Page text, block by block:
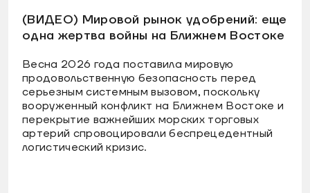
(ВИДЕО) Мировой рынок удобрений: еще
одна жертва войны на Ближнем Востоке
Весна 2026 года поставила мировую
продовольственную безопасность перед
серьезным системным вызовом, поскольку
вооруженный конфликт на Ближнем Востоке и
перекрытие важнейших морских торговых
артерий спровоцировали беспрецедентный
логистический кризис.